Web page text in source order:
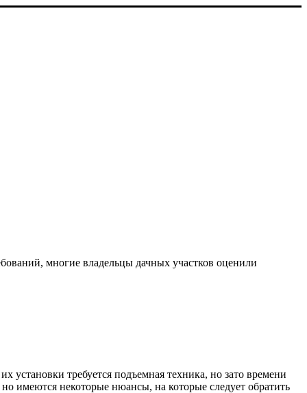
многие владельцы дачных участков оценили
требуется подъемная техника, но зато времени
имеются некоторые нюансы, на которые следует обратить